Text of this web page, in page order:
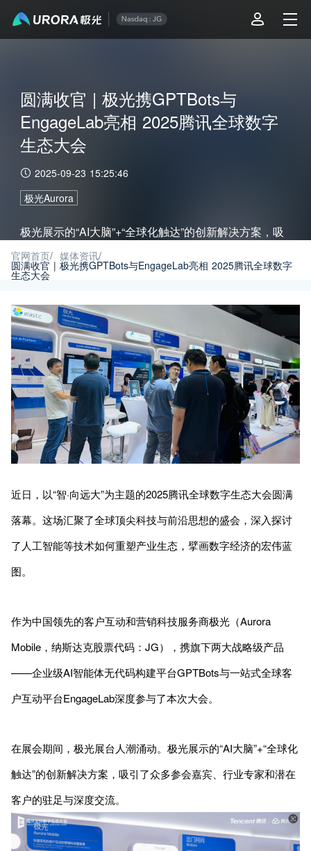
圆满收官 | 极光携GPTBots与
EngageLab亮相 2025腾讯全球数字
生态大会
2025-09-23 15:25:46
极光Aurora
极光展示的“AI大脑”+“全球化触达”的创新解决方案，吸
引了众多参会嘉宾、行业专家和潜在客户的驻足与深度
交流。
官网首页/ 媒体资讯/
圆满收官 | 极光携GPTBots与EngageLab亮相 2025腾讯全球数字
生态大会
近日，以“智·向远大”为主题的2025腾讯全球数字生态大会圆满
落幕。这场汇聚了全球顶尖科技与前沿思想的盛会，深入探讨
了人工智能等技术如何重塑产业生态，擘画数字经济的宏伟蓝
图。
作为中国领先的客户互动和营销科技服务商极光（Aurora
Mobile，纳斯达克股票代码：JG），携旗下两大战略级产品
——企业级AI智能体无代码构建平台GPTBots与一站式全球客
户互动平台EngageLab深度参与了本次大会。
在展会期间，极光展台人潮涌动。极光展示的“AI大脑”+“全球化
触达”的创新解决方案，吸引了众多参会嘉宾、行业专家和潜在
客户的驻足与深度交流。